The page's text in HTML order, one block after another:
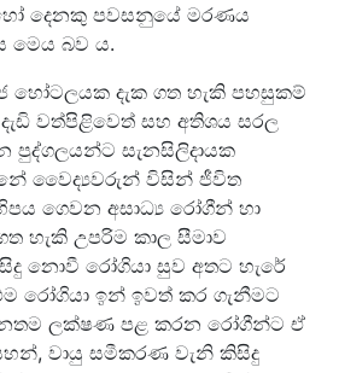
දෙනකු පවසනුයේ මරණය
මෙය බව ය.
හෝටලයක දැක ගත හැකි පහසුකම්
වත්පිළිවෙත් සහ අතිශය සරල
පුද්ගලයන්ට සැනසිලිදායක
වෛද්‍යවරුන් විසින් ජීවිත
ගෙවන අසාධ්‍ය රෝගීන් හා
හැකි උපරිම කාල සීමාව
නොවී රෝගියා සුව අතට හැරේ
රෝගියා ඉන් ඉවත් කර ගැනීමට
ලක්ෂණ පළ කරන රෝගීන්ට ඒ
වායු සමීකරණ වැනි කිසිදු